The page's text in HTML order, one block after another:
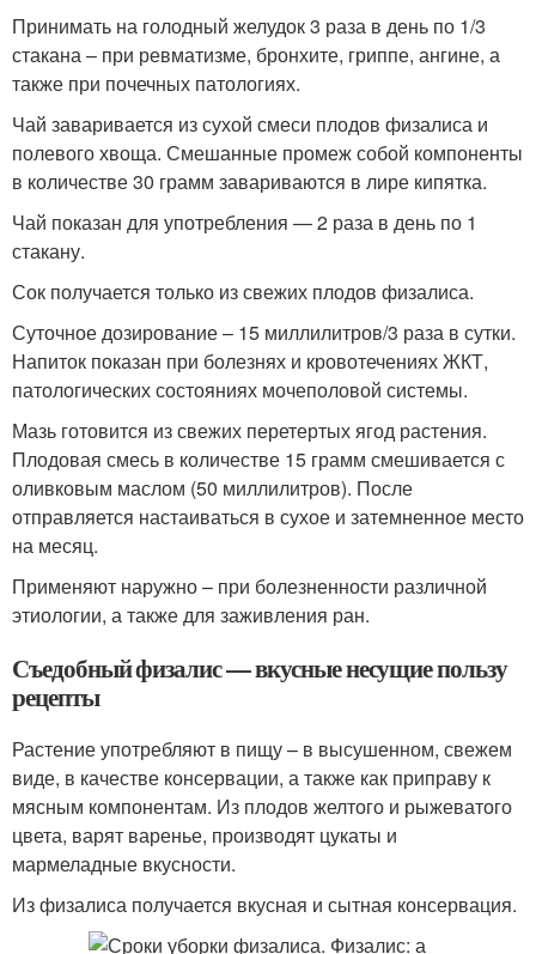
Принимать на голодный желудок 3 раза в день по 1/3
стакана – при ревматизме, бронхите, гриппе, ангине, а
также при почечных патологиях.
Чай заваривается из сухой смеси плодов физалиса и
полевого хвоща. Смешанные промеж собой компоненты
в количестве 30 грамм завариваются в лире кипятка.
Чай показан для употребления — 2 раза в день по 1
стакану.
Сок получается только из свежих плодов физалиса.
Суточное дозирование – 15 миллилитров/3 раза в сутки.
Напиток показан при болезнях и кровотечениях ЖКТ,
патологических состояниях мочеполовой системы.
Мазь готовится из свежих перетертых ягод растения.
Плодовая смесь в количестве 15 грамм смешивается с
оливковым маслом (50 миллилитров). После
отправляется настаиваться в сухое и затемненное место
на месяц.
Применяют наружно – при болезненности различной
этиологии, а также для заживления ран.
Съедобный физалис — вкусные несущие пользу
рецепты
Растение употребляют в пищу – в высушенном, свежем
виде, в качестве консервации, а также как приправу к
мясным компонентам. Из плодов желтого и рыжеватого
цвета, варят варенье, производят цукаты и
мармеладные вкусности.
Из физалиса получается вкусная и сытная консервация.